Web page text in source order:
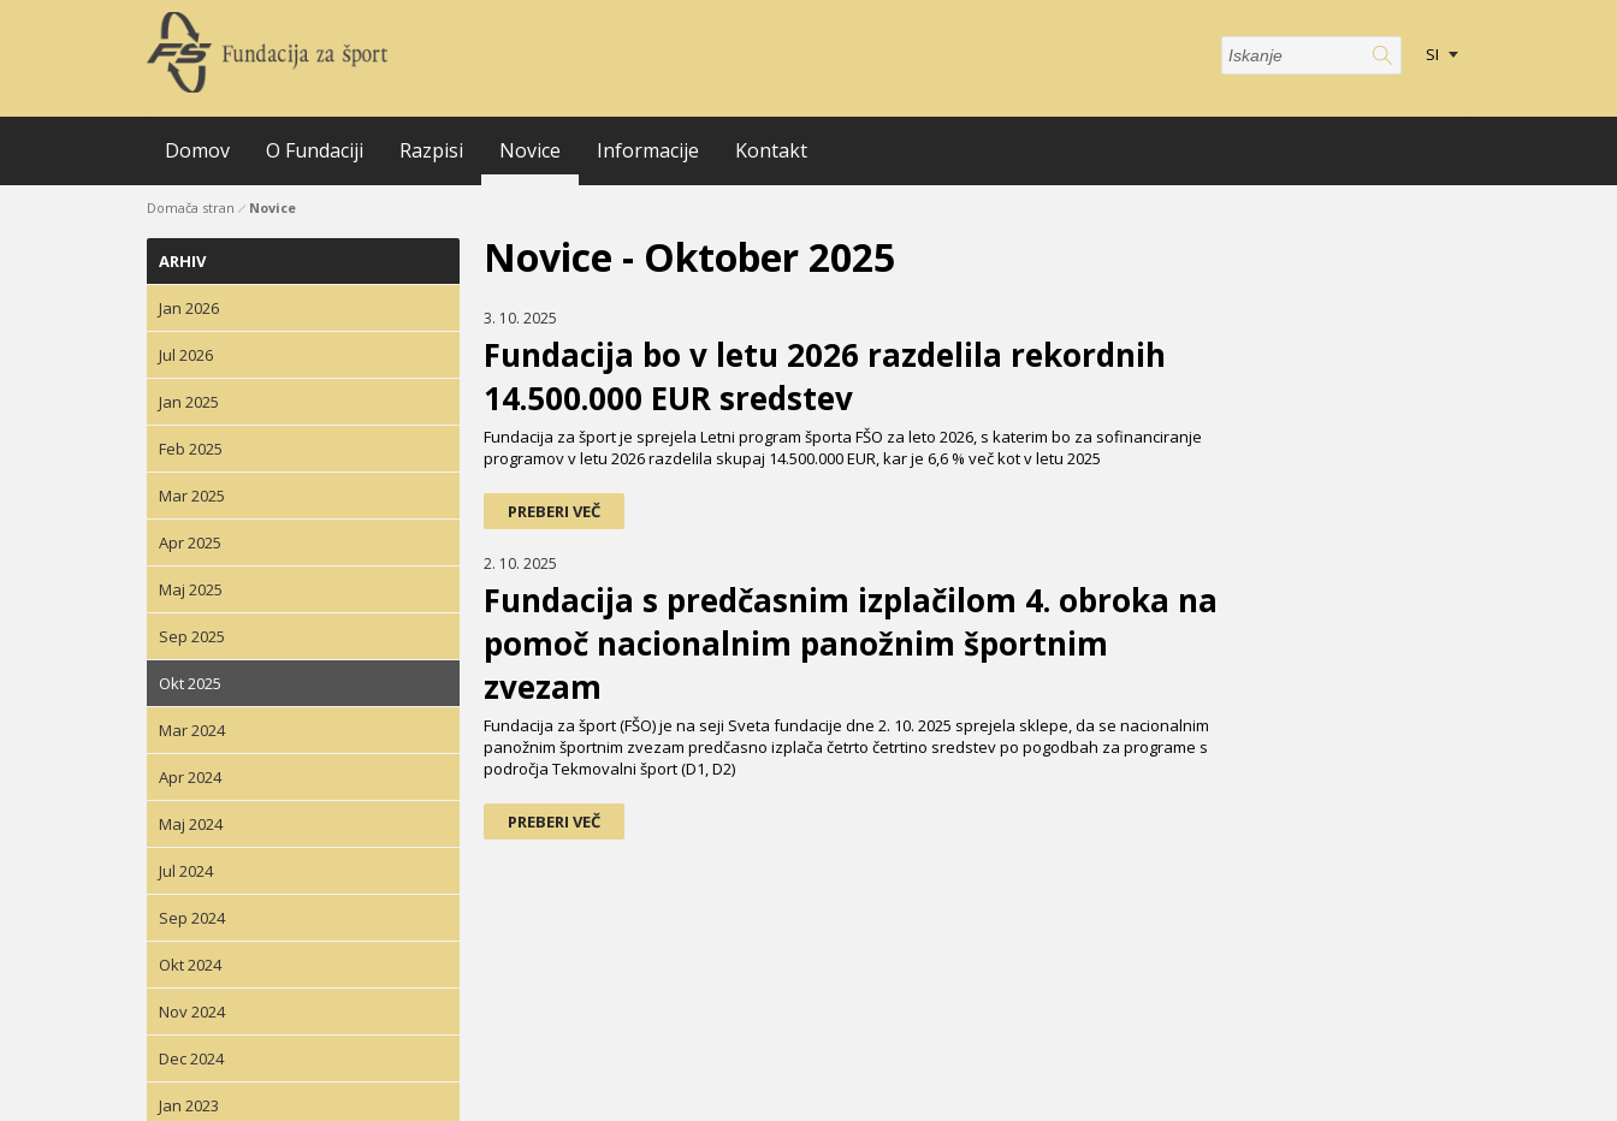
SI
Domov O Fundaciji Razpisi Novice Informacije Kontakt
Domača stran Novice
Novice - Oktober 2025
3. 10. 2025
Fundacija bo v letu 2026 razdelila rekordnih
14.500.000 EUR sredstev
Fundacija za šport je sprejela Letni program športa FŠO za leto 2026, s katerim bo za sofinanciranje
programov v letu 2026 razdelila skupaj 14.500.000 EUR, kar je 6,6 % več kot v letu 2025
PREBERI VEČ
2. 10. 2025
Fundacija s predčasnim izplačilom 4. obroka na
pomoč nacionalnim panožnim športnim
zvezam
Fundacija za šport (FŠO) je na seji Sveta fundacije dne 2. 10. 2025 sprejela sklepe, da se nacionalnim
panožnim športnim zvezam predčasno izplača četrto četrtino sredstev po pogodbah za programe s
področja Tekmovalni šport (D1, D2)
PREBERI VEČ
ARHIV
Jan 2026
Jul 2026
Jan 2025
Feb 2025
Mar 2025
Apr 2025
Maj 2025
Sep 2025
Okt 2025
Mar 2024
Apr 2024
Maj 2024
Jul 2024
Sep 2024
Okt 2024
Nov 2024
Dec 2024
Jan 2023